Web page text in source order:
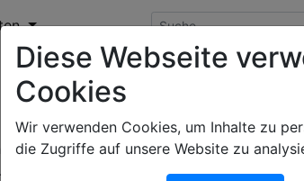
direkt bestellt werden. Dazu auf das
öffnenden Fenster kannst du deine
Diese Webseite
Cookies
Wir verwenden Cookies, um Inhalte zu
die Zugriffe auf unsere Website zu